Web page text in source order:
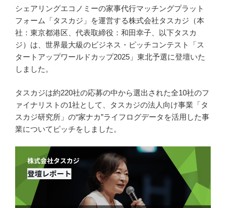
シェアリングエコノミーの家事代行マッチングプラット
フォーム「タスカジ」を運営する株式会社タスカジ（本
社：東京都港区、代表取締役：和田幸子、以下タスカ
ジ）は、世界最大級のビジネス・ピッチコンテスト「ス
タートアップワールドカップ2025」東北予選に登壇いた
しました。
タスカジは約220社の応募の中から選出された全10社のフ
ァイナリストの1社として、タスカジの法人向け事業「タ
スカジ研究所」の“家ナカ”ライフログデータを活用した事
業についてピッチをしました。